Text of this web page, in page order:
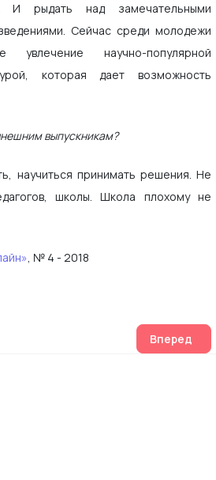
рыдать над замечательными
Сейчас среди молодежи
увлечение научно-популярной
которая дает возможность
выпускникам?
научиться принимать решения. Не
школы. Школа плохому не
, № 4 - 2018
Барабанов: «В школе надо учить
Вперед